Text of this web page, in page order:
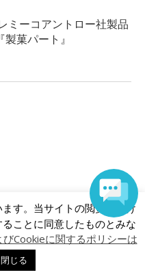
ミーコアントロー社製品
菓パート』
す。当サイトの閲覧を続け
ことに同意したものとみな
Cookieに関するポリシーは
閉じる